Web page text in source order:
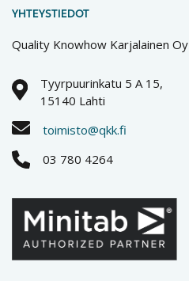
YHTEYSTIEDOT
Quality Knowhow Karjalainen Oy
Tyyrpuurinkatu 5 A 15,
15140 Lahti
toimisto@qkk.fi
03 780 4264